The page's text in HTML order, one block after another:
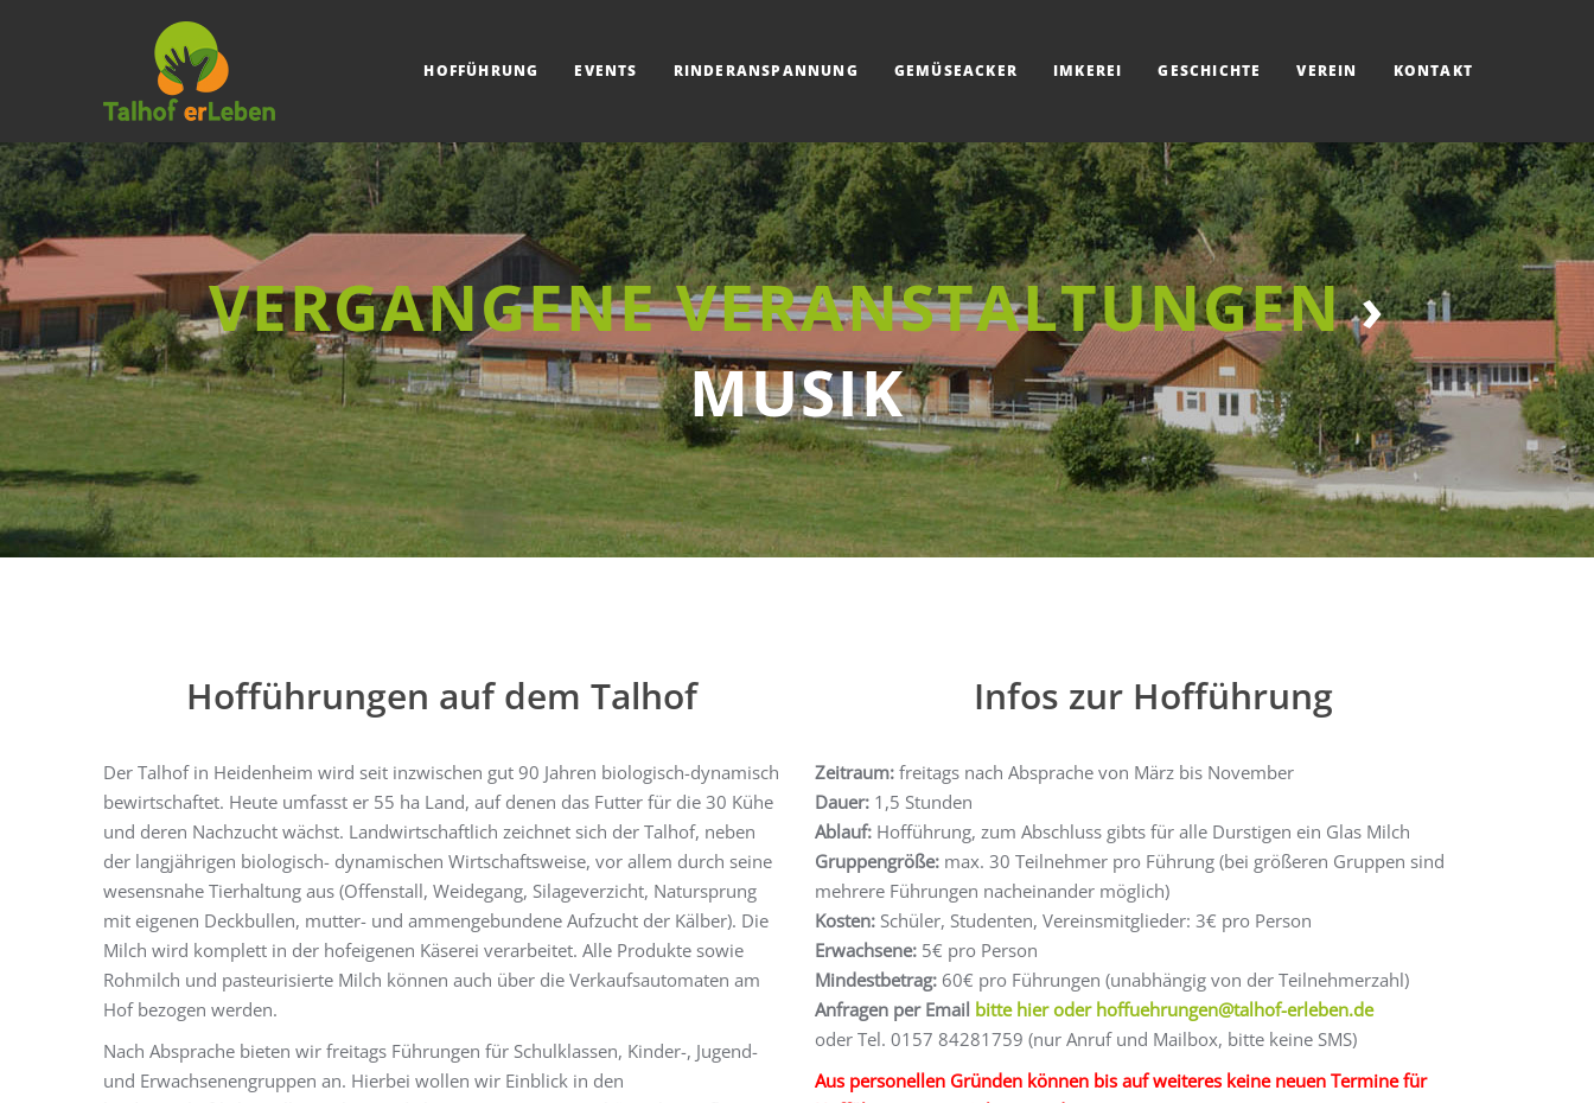
HOFFÜHRUNG EVENTS RINDERANSPANNUNG GEMÜSEACKER IMKEREI GESCHICHTE VEREIN KONTAKT
VERGANGENE VERANSTALTUNGEN›
MUSIK
Hofführungen auf dem Talhof
Der Talhof in Heidenheim wird seit inzwischen gut 90 Jahren biologisch-dynamisch
bewirtschaftet. Heute umfasst er 55 ha Land, auf denen das Futter für die 30 Kühe
und deren Nachzucht wächst. Landwirtschaftlich zeichnet sich der Talhof, neben
der langjährigen biologisch- dynamischen Wirtschaftsweise, vor allem durch seine
wesensnahe Tierhaltung aus (Offenstall, Weidegang, Silageverzicht, Natursprung
mit eigenen Deckbullen, mutter- und ammengebundene Aufzucht der Kälber). Die
Milch wird komplett in der hofeigenen Käserei verarbeitet. Alle Produkte sowie
Rohmilch und pasteurisierte Milch können auch über die Verkaufsautomaten am
Hof bezogen werden.
Nach Absprache bieten wir freitags Führungen für Schulklassen, Kinder-, Jugend-
und Erwachsenengruppen an. Hierbei wollen wir Einblick in den
Infos zur Hofführung
Zeitraum: freitags nach Absprache von März bis November
Dauer: 1,5 Stunden
Ablauf: Hofführung, zum Abschluss gibts für alle Durstigen ein Glas Milch
Gruppengröße: max. 30 Teilnehmer pro Führung (bei größeren Gruppen sind
mehrere Führungen nacheinander möglich)
Kosten: Schüler, Studenten, Vereinsmitglieder: 3€ pro Person
Erwachsene: 5€ pro Person
Mindestbetrag: 60€ pro Führungen (unabhängig von der Teilnehmerzahl)
Anfragen per Email bitte hier oder hoffuehrungen@talhof-erleben.de
oder Tel. 0157 84281759 (nur Anruf und Mailbox, bitte keine SMS)
Aus personellen Gründen können bis auf weiteres keine neuen Termine für